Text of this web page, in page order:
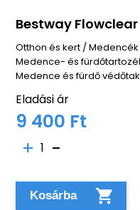
Bestway
Otthon és kert /
Medence- és
Medence és fürdő
Eladási ár
9 400 Ft
1
Kosárba